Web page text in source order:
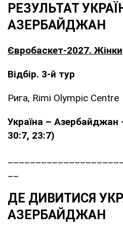
РЕЗУЛЬТАТ
АЗЕРБАЙДЖАН
Євробаскет-2027. Жінки
Відбір. 3-й тур
Рига, Rimi Olympic Centre
Україна – Азербайджан
30:7, 23:7)
__
ДЕ ДИВИТИСЯ
АЗЕРБАЙДЖАН